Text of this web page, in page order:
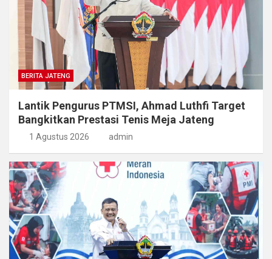
BERITA JATENG
Lantik Pengurus PTMSI, Ahmad Luthfi Target
Bangkitkan Prestasi Tenis Meja Jateng
1 Agustus 2026 admin